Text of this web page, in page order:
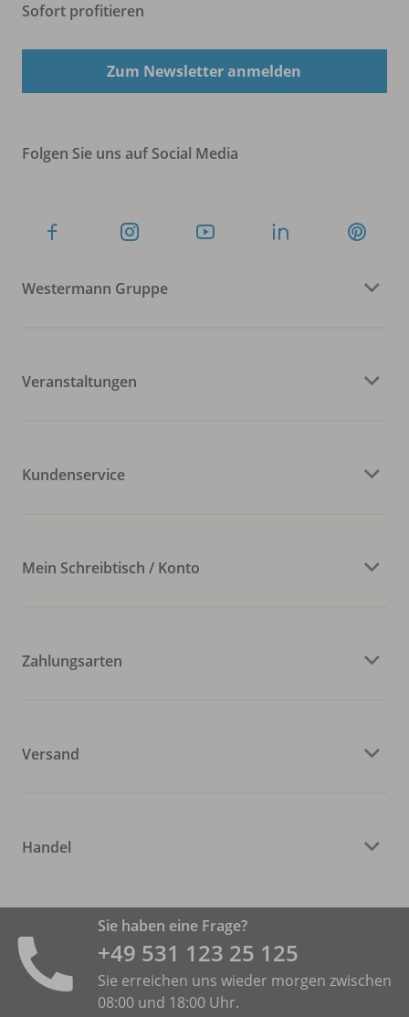
Sofort profitieren
Zum Newsletter anmelden
Folgen Sie uns auf Social Media
Westermann Gruppe
Veranstaltungen
Kundenservice
Mein Schreibtisch / Konto
Zahlungsarten
Versand
Handel
Sie haben eine Frage?
+49 531 ­123 25 125
Sie erreichen uns wieder morgen zwischen
08:00 und 18:00 Uhr.